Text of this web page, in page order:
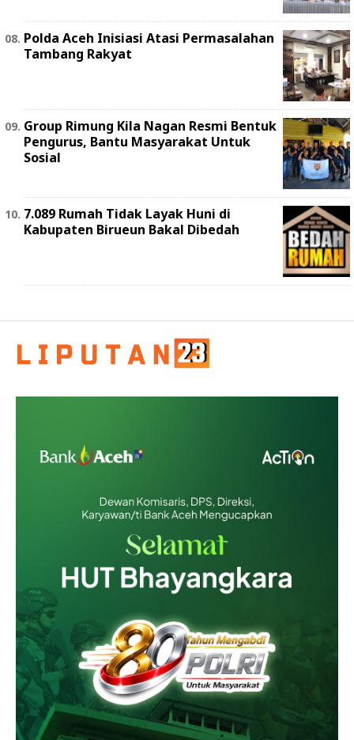
Polda Aceh Inisiasi Atasi Permasalahan
Tambang Rakyat
Group Rimung Kila Nagan Resmi Bentuk
Pengurus, Bantu Masyarakat Untuk
Sosial
7.089 Rumah Tidak Layak Huni di
Kabupaten Birueun Bakal Dibedah